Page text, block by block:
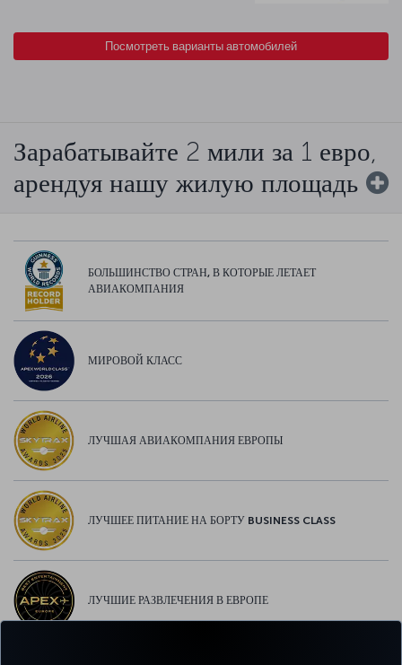
Посмотреть варианты автомобилей
Зарабатывайте 2 мили за 1 евро,
арендуя нашу жилую площадь
БОЛЬШИНСТВО СТРАН, В КОТОРЫЕ ЛЕТАЕТ
АВИАКОМПАНИЯ
МИРОВОЙ КЛАСС
ЛУЧШАЯ АВИАКОМПАНИЯ ЕВРОПЫ
ЛУЧШЕЕ ПИТАНИЕ НА БОРТУ BUSINESS CLASS
ЛУЧШИЕ РАЗВЛЕЧЕНИЯ В ЕВРОПЕ